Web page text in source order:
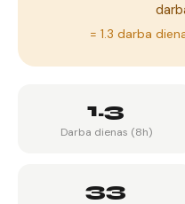
= 1.3 darba
1.3
Darba dienas (8h)
33